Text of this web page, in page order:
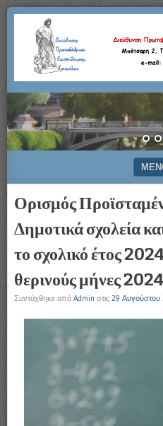
Διεύθυνση
Εκπαίδευσης
Τρικάλων
Μπότσαρη
Πλατεία
ΟΤΕ,
Τ.Κ.
42132
–
e-
mail:
mail@dipe.tri.sch.gr
Ορισμός
Δημοτικά σχολεία
το σχολικό έτος
θερινούς μήνες 2024
Συντάχθηκε από Admin στις 29